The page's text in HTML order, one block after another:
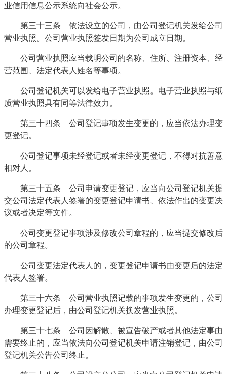
业信用信息公示系统向社会公示。
第三十三条 依法设立的公司，由公司登记机关发给公司
营业执照。公司营业执照签发日期为公司成立日期。
公司营业执照应当载明公司的名称、住所、注册资本、经
营范围、法定代表人姓名等事项。
公司登记机关可以发给电子营业执照。电子营业执照与纸
质营业执照具有同等法律效力。
第三十四条 公司登记事项发生变更的，应当依法办理变
更登记。
公司登记事项未经登记或者未经变更登记，不得对抗善意
相对人。
第三十五条 公司申请变更登记，应当向公司登记机关提
交公司法定代表人签署的变更登记申请书、依法作出的变更决
议或者决定等文件。
公司变更登记事项涉及修改公司章程的，应当提交修改后
的公司章程。
公司变更法定代表人的，变更登记申请书由变更后的法定
代表人签署。
第三十六条 公司营业执照记载的事项发生变更的，公司
办理变更登记后，由公司登记机关换发营业执照。
第三十七条 公司因解散、被宣告破产或者其他法定事由
需要终止的，应当依法向公司登记机关申请注销登记，由公司
登记机关公告公司终止。